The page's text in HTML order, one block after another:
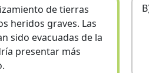
de tierras
heridos graves. Las
sido evacuadas de la
presentar más